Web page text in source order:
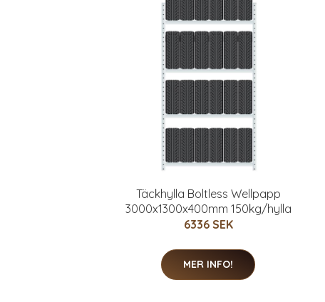
Täckhylla Boltless Wellpapp
3000x1300x400mm 150kg/hylla
6336 SEK
MER INFO!